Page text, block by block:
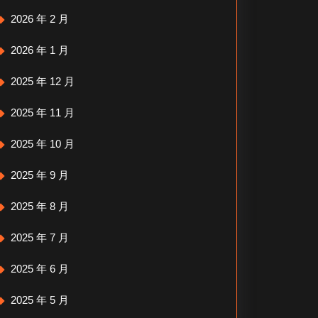
2026 年 2 月
2026 年 1 月
2025 年 12 月
2025 年 11 月
2025 年 10 月
2025 年 9 月
2025 年 8 月
2025 年 7 月
2025 年 6 月
2025 年 5 月